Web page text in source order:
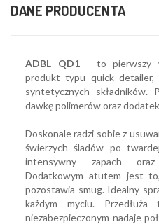
DANE PRODUCENTA
ADBL QD1- to pierwszy
produkt typu quick detailer,
syntetycznych składników.
dawkę polimerów oraz
Doskonale radzi sobie z
świerzych śladów po
intensywny zapach oraz
Dodatkowym atutem jest
pozostawia smug. Idealny
każdym myciu.
niezabezpieczonym nadaje